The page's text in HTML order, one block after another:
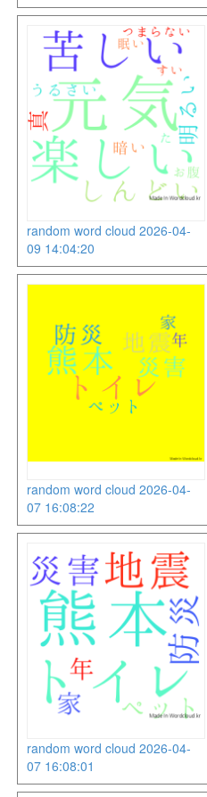
random word cloud 2026-04-
09 14:04:20
random word cloud 2026-04-
07 16:08:22
random word cloud 2026-04-
07 16:08:01